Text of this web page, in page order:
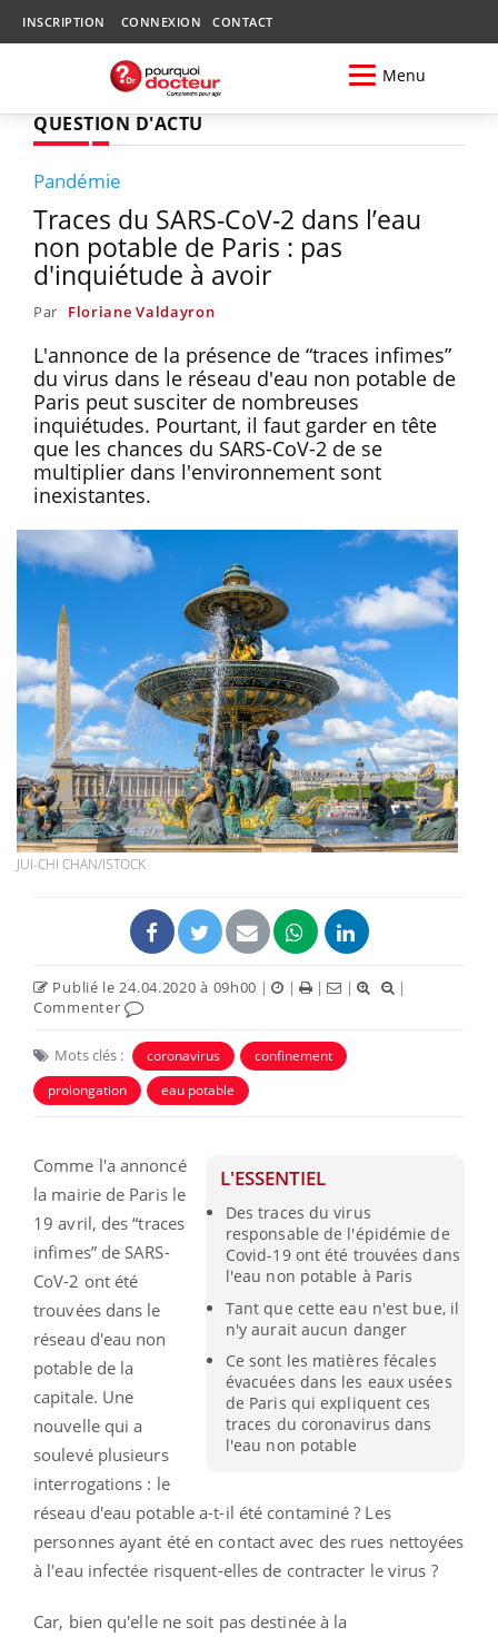
INSCRIPTION CONNEXION CONTACT
Menu
QUESTION D'ACTU
Pandémie
Traces du SARS-CoV-2 dans l’eau
non potable de Paris : pas
d'inquiétude à avoir
Par Floriane Valdayron
L'annonce de la présence de “traces infimes”
du virus dans le réseau d'eau non potable de
Paris peut susciter de nombreuses
inquiétudes. Pourtant, il faut garder en tête
que les chances du SARS-CoV-2 de se
multiplier dans l'environnement sont
inexistantes.
JUI-CHI CHAN/ISTOCK
Publié le 24.04.2020 à 09h00 | | | |
|
Commenter
Mots clés : coronavirus
confinement
prolongation
eau potable
L'ESSENTIEL
Des traces du virus
responsable de l'épidémie de
Covid-19 ont été trouvées dans
l'eau non potable à Paris
Tant que cette eau n'est bue, il
n'y aurait aucun danger
Ce sont les matières fécales
évacuées dans les eaux usées
de Paris qui expliquent ces
traces du coronavirus dans
l'eau non potable
Comme l'a annoncé
la mairie de Paris le
19 avril, des “traces
infimes” de SARS-
CoV-2 ont été
trouvées dans le
réseau d'eau non
potable de la
capitale. Une
nouvelle qui a
soulevé plusieurs
interrogations : le
réseau d'eau potable a-t-il été contaminé ? Les
personnes ayant été en contact avec des rues nettoyées
à l'eau infectée risquent-elles de contracter le virus ?
Car, bien qu'elle ne soit pas destinée à la